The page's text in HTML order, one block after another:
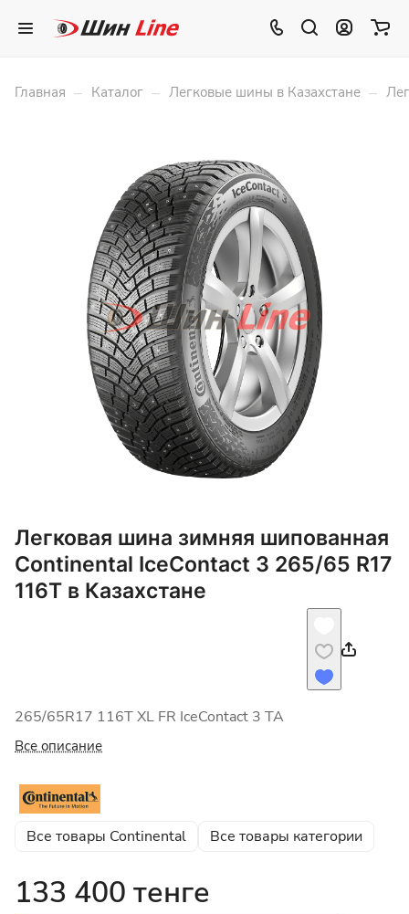
Главная – Каталог – Легковые шины в Казахстане –
Легковая шина зимняя шипованная
Continental IceContact 3 265/65 R17
116T в Казахстане
265/65R17 116T XL FR IceContact 3 TA
Все описание
Все товары Continental Все товары категории
133 400 тенге